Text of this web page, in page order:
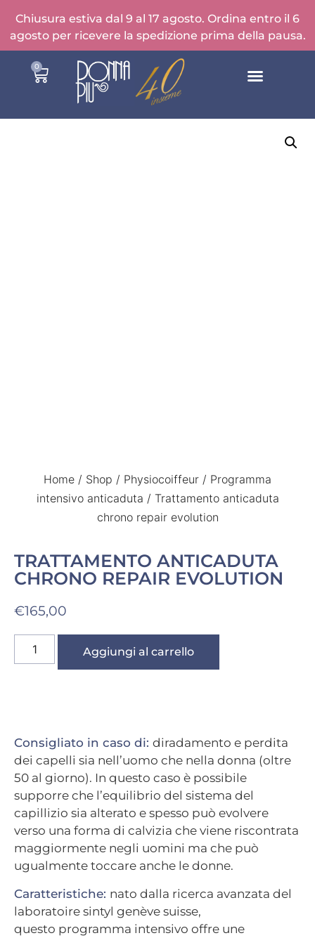
Chiusura estiva dal 9 al 17 agosto. Ordina entro il 6
agosto per ricevere la spedizione prima della pausa.
0
Home / Shop / Physiocoiffeur / Programma
intensivo anticaduta / Trattamento anticaduta
chrono repair evolution
TRATTAMENTO ANTICADUTA
CHRONO REPAIR EVOLUTION
€165,00
Aggiungi al carrello
Consigliato in caso di: diradamento e perdita
dei capelli sia nell’uomo che nella donna (oltre
50 al giorno). In questo caso è possibile
supporre che l’equilibrio del sistema del
capillizio sia alterato e spesso può evolvere
verso una forma di calvizia che viene riscontrata
maggiormente negli uomini ma che può
ugualmente toccare anche le donne.
Caratteristiche: nato dalla ricerca avanzata del
laboratoire sintyl genève suisse,
questo programma intensivo offre une